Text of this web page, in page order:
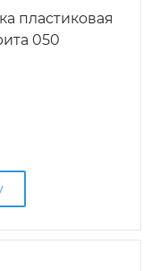
пластиковая
050